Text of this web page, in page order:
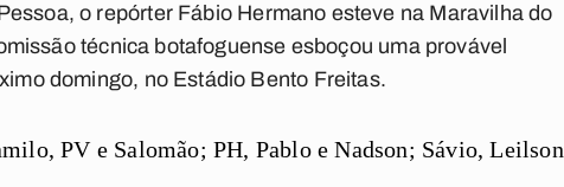
o repórter Fábio Hermano esteve na Maravilha do
técnica botafoguense esboçou uma provável
domingo, no Estádio Bento Freitas.
PV e Salomão; PH, Pablo e Nadson; Sávio, Leilson